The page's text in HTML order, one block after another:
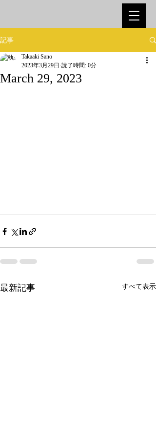
記事
March 29, 2023
Takaaki Sano
2023年3月29日 読了時間: 0分
最新記事 すべて表示